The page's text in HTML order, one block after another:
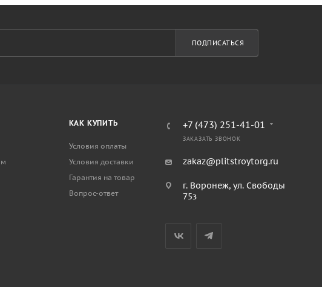
ПОДПИСАТЬСЯ
КАК КУПИТЬ
Условия оплаты
Условия доставки
Гарантия на товар
Вопрос-ответ
+7 (473) 251-41-01
ЗАКАЗАТЬ ЗВОНОК
zakaz@plitstroytorg.ru
г. Воронеж, ул. Свободы
75з